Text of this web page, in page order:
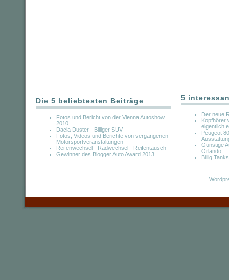
Die 5 beliebtesten Beiträge
Fotos und Bericht von der Vienna Autoshow
2010
Dacia Duster - Billiger SUV
Fotos, Videos und Berichte von vergangenen
Motorsportveranstaltungen
Reifenwechsel - Radwechsel - Reifentausch
Gewinner des Blogger Auto Award 2013
5
Der neue
Kopfhörer
eigentlich
Peugeot
Günstige
Orlando
Billig